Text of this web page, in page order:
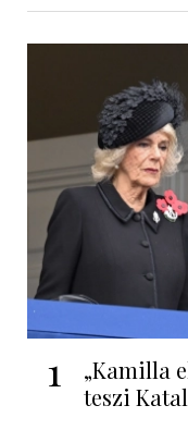
1
„Kamilla
teszi